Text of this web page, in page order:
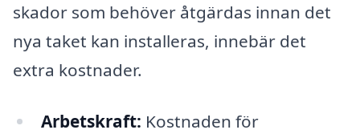
skador som behöver åtgärdas innan det
nya taket kan installeras, innebär det
extra kostnader.
Arbetskraft: Kostnaden för